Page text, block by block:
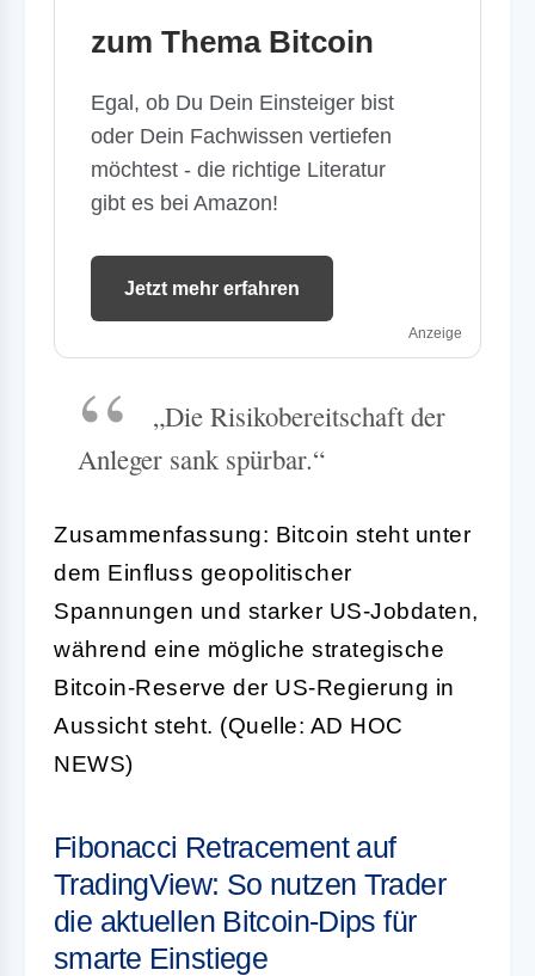
zum Thema Bitcoin
Egal, ob Du Dein Einsteiger bist
oder Dein Fachwissen vertiefen
möchtest - die richtige Literatur
gibt es bei Amazon!
Jetzt mehr erfahren
Anzeige
„Die Risikobereitschaft der
Anleger sank spürbar.“
Zusammenfassung: Bitcoin steht unter
dem Einfluss geopolitischer
Spannungen und starker US-Jobdaten,
während eine mögliche strategische
Bitcoin-Reserve der US-Regierung in
Aussicht steht. (Quelle: AD HOC
NEWS)
Fibonacci Retracement auf
TradingView: So nutzen Trader
die aktuellen Bitcoin-Dips für
smarte Einstiege